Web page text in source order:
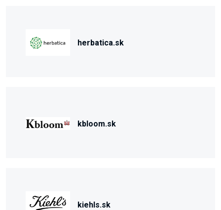
herbatica.sk
kbloom.sk
kiehls.sk